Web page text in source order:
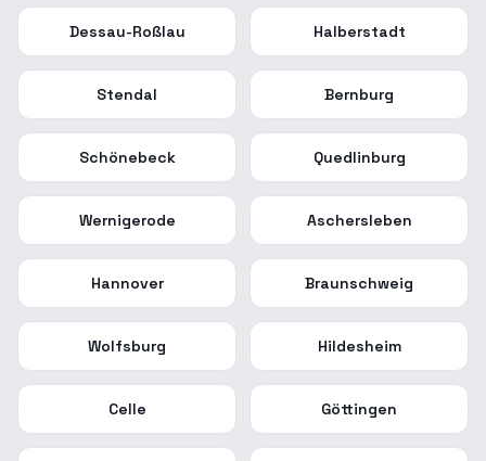
Dessau-Roßlau Halberstadt
Stendal Bernburg
Schönebeck Quedlinburg
Wernigerode Aschersleben
Hannover Braunschweig
Wolfsburg Hildesheim
Celle Göttingen